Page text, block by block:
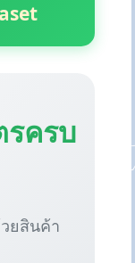
ครบ
ยสินค้า